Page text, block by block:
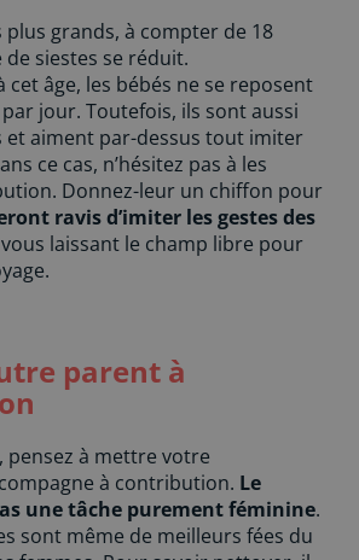
plus grands, à compter de 18
siestes se réduit.
cet âge, les bébés ne se reposent
jour. Toutefois, ils sont aussi
et aiment par-dessus tout imiter
ce cas, n’hésitez pas à les
Donnez-leur un chiffon pour
ravis d’imiter les gestes des
laissant le champ libre pour
parent à
pensez à mettre votre
à contribution. Le
une tâche purement féminine.
sont même de meilleurs fées du